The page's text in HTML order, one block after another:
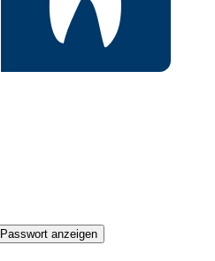
Passwort anzeigen